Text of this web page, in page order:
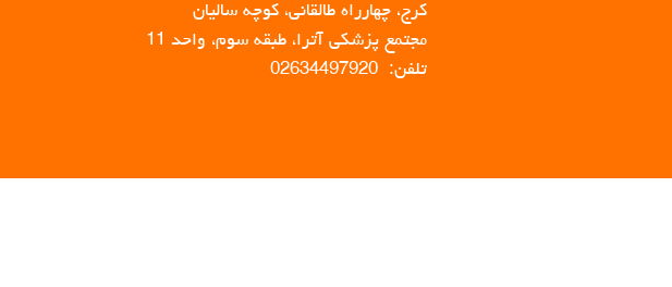
کرج، چهارراه طالقانی، کوچه سالیان
مجتمع پزشکی آترا، طبقه سوم، واحد 11
تلفن: 02634497920